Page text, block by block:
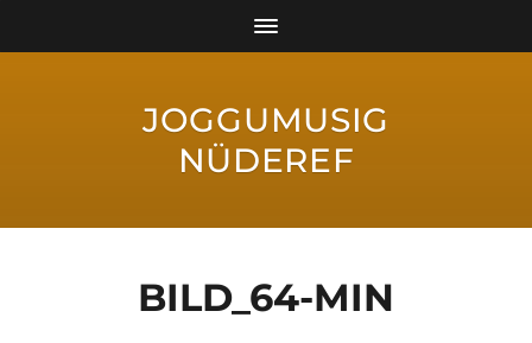
JOGGUMUSIG
NÜDEREF
BILD_64-MIN